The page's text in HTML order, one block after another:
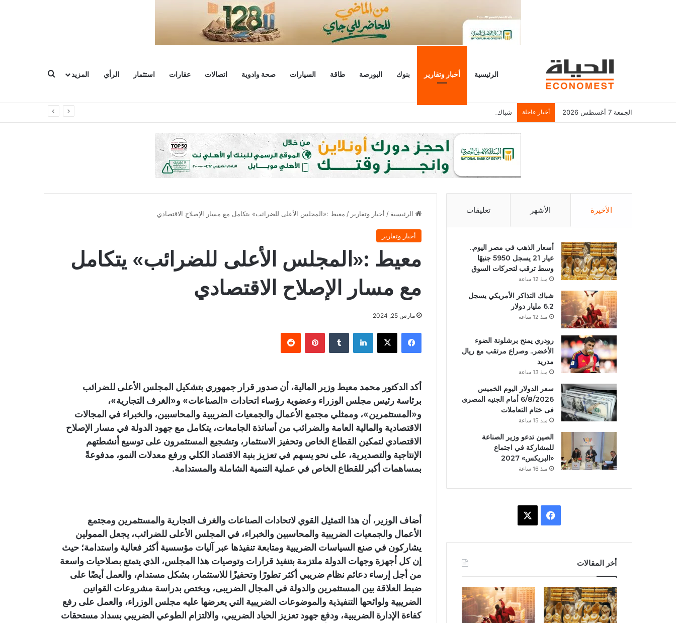
الرئيسية أخبار وتقارير بنوك البورصة طاقة السيارات صحة وادوية اتصالات عقارات استثمار الرأي المزيد
الجمعة 7 أغسطس 2026 أخبار عاجلة شباك التذاكر الأمريكي يسجل 6.2 مليار دولار
الرئيسية / أخبار وتقارير / معيط :«المجلس الأعلى للضرائب» يتكامل مع مسار الإصلاح الاقتصادي
أخبار وتقارير
معيط :«المجلس الأعلى للضرائب» يتكامل
مع مسار الإصلاح الاقتصادي
مارس 25, 2024
فيسبوك لينكدإن بينتيريست
أكد الدكتور محمد معيط وزير المالية، أن صدور قرار جمهوري بتشكيل المجلس الأعلى للضرائب
برئاسة رئيس مجلس الوزراء وعضوية رؤساء اتحادات «الصناعات» و«الغرف التجارية»،
و«المستثمرين»، وممثلي مجتمع الأعمال والجمعيات الضريبية والمحاسبين، والخبراء في المجالات
الاقتصادية والمالية العامة والضرائب من أساتذة الجامعات، يتكامل مع جهود الدولة في مسار الإصلاح
الاقتصادي لتمكين القطاع الخاص وتحفيز الاستثمار، وتشجيع المستثمرون على توسيع أنشطتهم
الإنتاجية والتصديرية، على نحو يسهم في تعزيز بنية الاقتصاد الكلي ورفع معدلات النمو، مدفوعةً
بمساهمات أكبر للقطاع الخاص في عملية التنمية الشاملة والمستدامة.
أضاف الوزير، أن هذا التمثيل القوي لاتحادات الصناعات والغرف التجارية والمستثمرين ومجتمع
الأعمال والجمعيات الضريبية والمحاسبين والخبراء، في المجلس الأعلى للضرائب، يجعل الممولين
يشاركون في صنع السياسات الضريبية ومتابعة تنفيذها عبر آليات مؤسسية أكثر فعالية واستدامة؛ حيث
إن كل أجهزة وجهات الدولة ملتزمة بتنفيذ قرارات وتوصيات هذا المجلس، الذي يتمتع بصلاحيات واسعة
من أجل إرساء دعائم نظام ضريبي أكثر تطورًا وتحفيزًا للاستثمار، بشكل مستدام، والعمل أيضًا على
ضبط العلاقة بين المستثمرين والدولة في المجال الضريبى، ويختص بدراسة مشروعات القوانين
الضريبية ولوائحها التنفيذية والموضوعات الضريبية التي يعرضها عليه مجلس الوزراء، والعمل على رفع
كفاءة الإدارة الضريبية، ودفع جهود تعزيز الحياد الضريبي، والالتزام الطوعي الضريبي بسداد مستحقات
الأخيرة الأشهر تعليقات
أسعار الذهب في مصر اليوم..
عيار 21 يسجل 5950 جنيهًا
وسط ترقب لتحركات السوق
منذ 12 ساعة
شباك التذاكر الأمريكي يسجل
6.2 مليار دولار
منذ 12 ساعة
رودري يمنح برشلونة الضوء
الأخضر.. وصراع مرتقب مع ريال
مدريد
منذ 13 ساعة
سعر الدولار اليوم الخميس
6/8/2026 أمام الجنيه المصرى
فى ختام التعاملات
منذ 15 ساعة
الصين تدعو وزير الصناعة
للمشاركة في اجتماع
«البريكس» 2027
منذ 16 ساعة
ب
و
ك
أخر المقالات